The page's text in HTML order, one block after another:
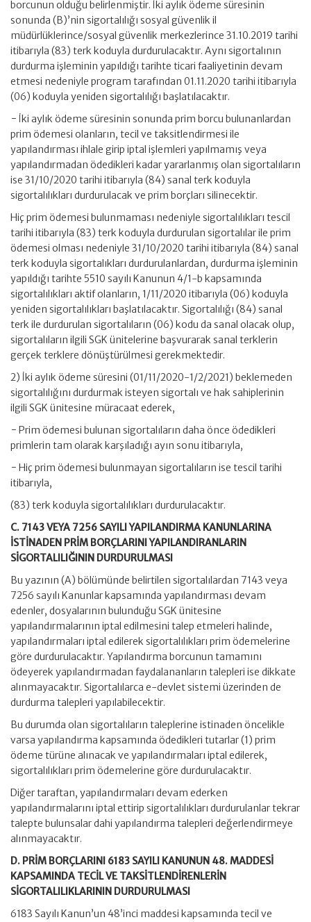
borcunun olduğu belirlenmiştir. İki aylık ödeme süresinin
sonunda (B)’nin sigortalılığı sosyal güvenlik il
müdürlüklerince/sosyal güvenlik merkezlerince 31.10.2019 tarihi
itibarıyla (83) terk koduyla durdurulacaktır. Aynı sigortalının
durdurma işleminin yapıldığı tarihte ticari faaliyetinin devam
etmesi nedeniyle program tarafından 01.11.2020 tarihi itibarıyla
(06) koduyla yeniden sigortalılığı başlatılacaktır.
− İki aylık ödeme süresinin sonunda prim borcu bulunanlardan
prim ödemesi olanların, tecil ve taksitlendirmesi ile
yapılandırması ihlale girip iptal işlemleri yapılmamış veya
yapılandırmadan ödedikleri kadar yararlanmış olan sigortalıların
ise 31/10/2020 tarihi itibarıyla (84) sanal terk koduyla
sigortalılıkları durdurulacak ve prim borçları silinecektir.
Hiç prim ödemesi bulunmaması nedeniyle sigortalılıkları tescil
tarihi itibarıyla (83) terk koduyla durdurulan sigortalılar ile prim
ödemesi olması nedeniyle 31/10/2020 tarihi itibarıyla (84) sanal
terk koduyla sigortalıkları durdurulanlardan, durdurma işleminin
yapıldığı tarihte 5510 sayılı Kanunun 4/1-b kapsamında
sigortalılıkları aktif olanların, 1/11/2020 itibarıyla (06) koduyla
yeniden sigortalılıkları başlatılacaktır. Sigortalılığı (84) sanal
terk ile durdurulan sigortalıların (06) kodu da sanal olacak olup,
sigortalıların ilgili SGK ünitelerine başvurarak sanal terklerin
gerçek terklere dönüştürülmesi gerekmektedir.
2) İki aylık ödeme süresini (01/11/2020-1/2/2021) beklemeden
sigortalılığını durdurmak isteyen sigortalı ve hak sahiplerinin
ilgili SGK ünitesine müracaat ederek,
− Prim ödemesi bulunan sigortalıların daha önce ödedikleri
primlerin tam olarak karşıladığı ayın sonu itibarıyla,
− Hiç prim ödemesi bulunmayan sigortalıların ise tescil tarihi
itibarıyla,
(83) terk koduyla sigortalılıkları durdurulacaktır.
C. 7143 VEYA 7256 SAYILI YAPILANDIRMA KANUNLARINA
İSTİNADEN PRİM BORÇLARINI YAPILANDIRANLARIN
SİGORTALILIĞININ DURDURULMASI
Bu yazının (A) bölümünde belirtilen sigortalılardan 7143 veya
7256 sayılı Kanunlar kapsamında yapılandırması devam
edenler, dosyalarının bulunduğu SGK ünitesine
yapılandırmalarının iptal edilmesini talep etmeleri halinde,
yapılandırmaları iptal edilerek sigortalılıkları prim ödemelerine
göre durdurulacaktır. Yapılandırma borcunun tamamını
ödeyerek yapılandırmadan faydalananların talepleri ise dikkate
alınmayacaktır. Sigortalılarca e-devlet sistemi üzerinden de
durdurma talepleri yapılabilecektir.
Bu durumda olan sigortalıların taleplerine istinaden öncelikle
varsa yapılandırma kapsamında ödedikleri tutarlar (1) prim
ödeme türüne alınacak ve yapılandırmaları iptal edilerek,
sigortalılıkları prim ödemelerine göre durdurulacaktır.
Diğer taraftan, yapılandırmaları devam ederken
yapılandırmalarını iptal ettirip sigortalılıkları durdurulanlar tekrar
talepte bulunsalar dahi yapılandırma talepleri değerlendirmeye
alınmayacaktır.
D. PRİM BORÇLARINI 6183 SAYILI KANUNUN 48. MADDESİ
KAPSAMINDA TECİL VE TAKSİTLENDİRENLERİN
SİGORTALILIKLARININ DURDURULMASI
6183 Sayılı Kanun’un 48’inci maddesi kapsamında tecil ve